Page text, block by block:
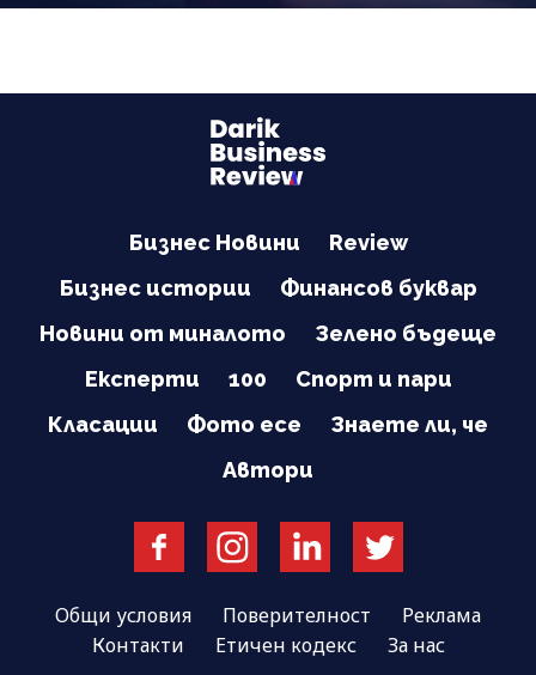
Бизнес Новини
Review
Бизнес истории
Финансов буквар
Новини от миналото
Зелено бъдеще
Експерти
100
Спорт и пари
Класации
Фото есе
Знаете ли, че
Автори
Общи условия Поверителност
Реклама
Контакти
Етичен кодекс За нас